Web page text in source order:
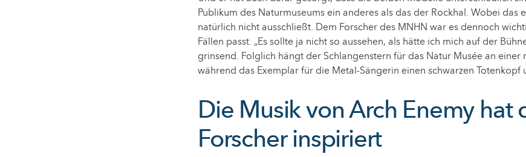
Publikum des Naturmuseums ein anderes als das der Rockhal. Wobei das
natürlich nicht ausschließt. Dem Forscher des MNHN war es dennoch
Fällen passt. „Es sollte ja nicht so aussehen, als hätte ich mich auf der
grinsend. Folglich hängt der Schlangenstern für das Natur Musée an einer
während das Exemplar für die Metal-Sängerin einen schwarzen Totenkopf
Die Musik von Arch Enemy hat
Forscher inspiriert